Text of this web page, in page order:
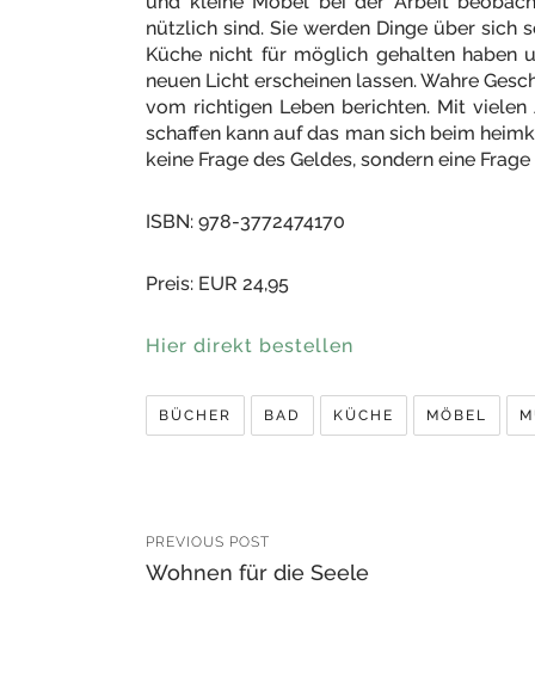
nützlich sind. Sie werden Dinge über sich
Küche nicht für möglich gehalten haben
neuen Licht erscheinen lassen. Wahre
vom richtigen Leben berichten. Mit
schaffen kann auf das man sich beim
keine Frage des Geldes, sondern eine
ISBN: 978-3772474170
Preis: EUR 24,95
Hier direkt bestellen
BÜCHER BAD KÜCHE MÖBEL
PREVIOUS POST
Wohnen für die Seele